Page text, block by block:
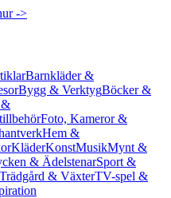
->
Barnkläder &
Bygg & VerktygBöcker &
Foto, Kameror &
Hem &
KläderKonstMusikMynt &
& ÄdelstenarSport &
Trädgård & VäxterTV-spel &